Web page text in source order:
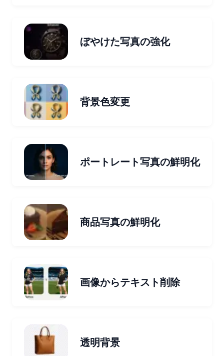
ぼやけた写真の強化
背景色変更
ポートレート写真の鮮明化
商品写真の鮮明化
画像からテキスト削除
透明背景